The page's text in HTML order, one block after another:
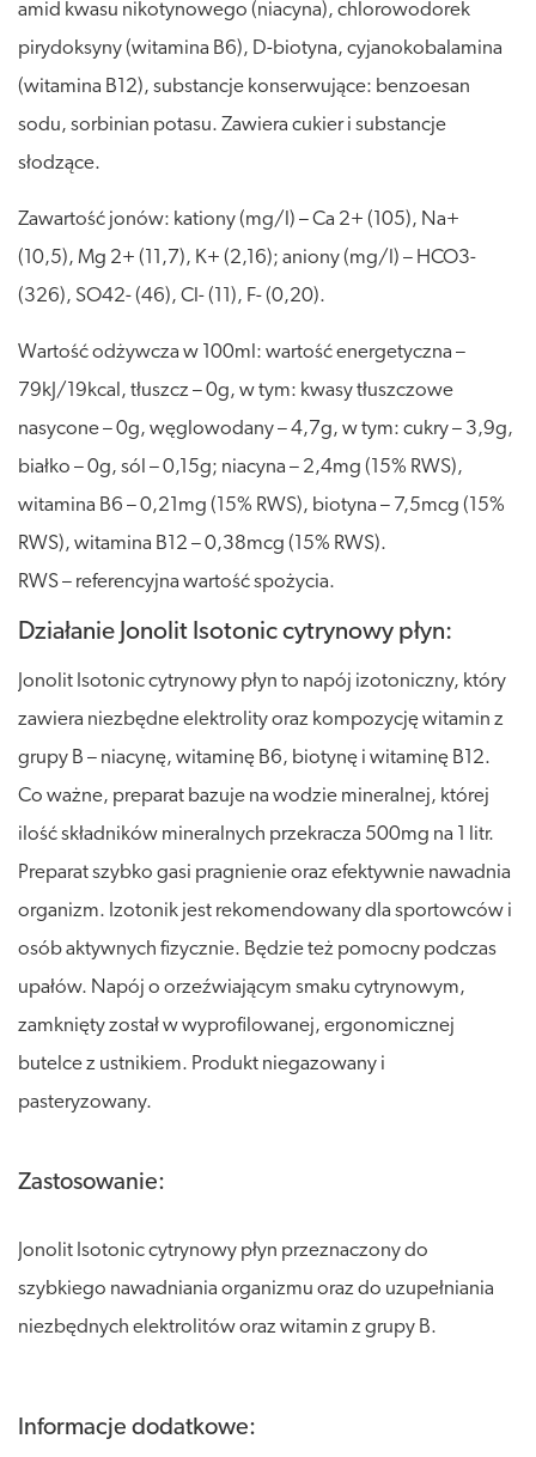
amid kwasu nikotynowego (niacyna), chlorowodorek
pirydoksyny (witamina B6), D-biotyna, cyjanokobalamina
(witamina B12), substancje konserwujące: benzoesan
sodu, sorbinian potasu. Zawiera cukier i substancje
słodzące.
Zawartość jonów: kationy (mg/l) – Ca 2+ (105), Na+
(10,5), Mg 2+ (11,7), K+ (2,16); aniony (mg/l) – HCO3-
(326), SO42- (46), Cl- (11), F- (0,20).
Wartość odżywcza w 100ml: wartość energetyczna –
79kJ/19kcal, tłuszcz – 0g, w tym: kwasy tłuszczowe
nasycone – 0g, węglowodany – 4,7g, w tym: cukry – 3,9g,
białko – 0g, sól – 0,15g; niacyna – 2,4mg (15% RWS),
witamina B6 – 0,21mg (15% RWS), biotyna – 7,5mcg (15%
RWS), witamina B12 – 0,38mcg (15% RWS).
RWS – referencyjna wartość spożycia.
Działanie Jonolit Isotonic cytrynowy płyn:
Jonolit Isotonic cytrynowy płyn to napój izotoniczny, który
zawiera niezbędne elektrolity oraz kompozycję witamin z
grupy B – niacynę, witaminę B6, biotynę i witaminę B12.
Co ważne, preparat bazuje na wodzie mineralnej, której
ilość składników mineralnych przekracza 500mg na 1 litr.
Preparat szybko gasi pragnienie oraz efektywnie nawadnia
organizm. Izotonik jest rekomendowany dla sportowców i
osób aktywnych fizycznie. Będzie też pomocny podczas
upałów. Napój o orzeźwiającym smaku cytrynowym,
zamknięty został w wyprofilowanej, ergonomicznej
butelce z ustnikiem. Produkt niegazowany i
pasteryzowany.
Zastosowanie:
Jonolit Isotonic cytrynowy płyn przeznaczony do
szybkiego nawadniania organizmu oraz do uzupełniania
niezbędnych elektrolitów oraz witamin z grupy B.
Informacje dodatkowe: